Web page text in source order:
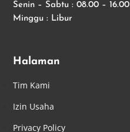
Senin – Sabtu : 08.00 – 16.00
Minggu : Libur
Halaman
Tim Kami
Izin Usaha
Privacy Policy